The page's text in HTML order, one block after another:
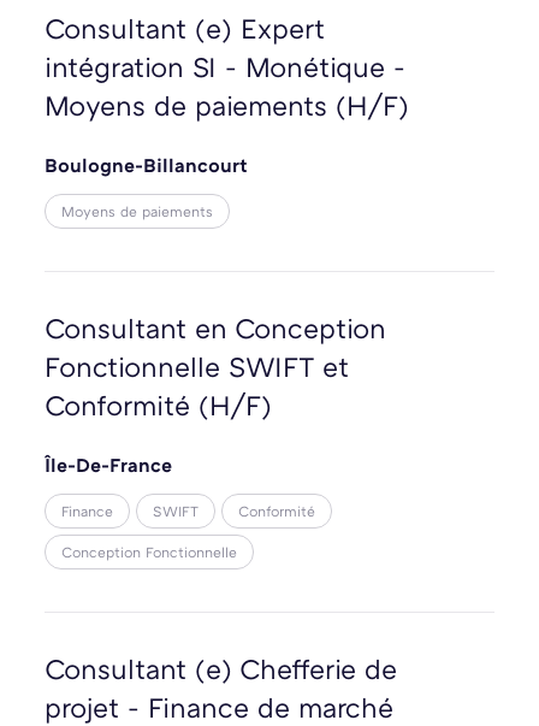
Consultant (e) Expert
intégration SI - Monétique -
Moyens de paiements (H/F)
Boulogne-Billancourt
Moyens de paiements
Consultant en Conception
Fonctionnelle SWIFT et
Conformité (H/F)
Île-De-France
Finance SWIFT Conformité
Conception Fonctionnelle
Consultant (e) Chefferie de
projet - Finance de marché